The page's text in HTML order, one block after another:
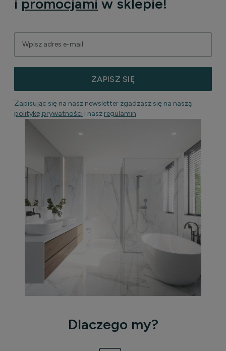
i promocjami w sklepie!
ZAPISZ SIĘ
Zapisując się na nasz newsletter zgadzasz się na naszą
politykę prywatności i nasz regulamin.
Dlaczego my?